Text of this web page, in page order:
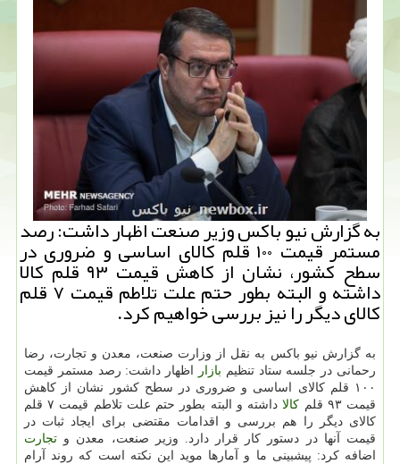
به گزارش نیو باكس وزیر صنعت اظهار داشت: رصد
مستمر قیمت ۱۰۰ قلم كالای اساسی و ضروری در
سطح كشور، نشان از كاهش قیمت ۹۳ قلم كالا
داشته و البته بطور حتم علت تلاطم قیمت ۷ قلم
كالای دیگر را نیز بررسی خواهیم كرد.
به گزارش نیو باكس به نقل از وزارت صنعت، معدن و تجارت، رضا
رحمانی در جلسه ستاد تنظیم بازار
اظهار داشت: رصد مستمر قیمت
۱۰۰ قلم كالای اساسی و ضروری در سطح كشور نشان از كاهش
قیمت ۹۳ قلم
كالا
داشته و البته بطور حتم علت تلاطم قیمت ۷ قلم
كالای دیگر را هم بررسی و اقدامات مقتضی برای ایجاد ثبات در
قیمت آنها در دستور كار قرار دارد. وزیر صنعت، معدن و تجارت
اضافه كرد: پیشبینی ما و آمارها موید این نكته است كه روند آرام